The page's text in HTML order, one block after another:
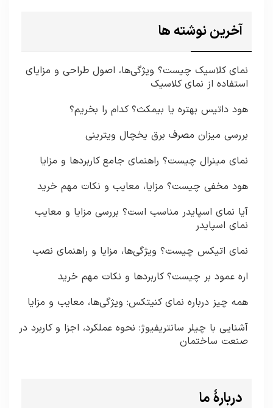
آخرین نوشته ها
نمای کلاسیک چیست؟ ویژگی‌ها، اصول طراحی و مزایای
استفاده از نمای کلاسیک
هود داتیس بهتره یا بیمکث؟ کدام را بخریم؟
بررسی میزان مصرف برق یخچال ویترینی
نمای مینرال چیست؟ راهنمای جامع کاربردها و مزایا
هود مخفی چیست؟ مزایا، معایب و نکات مهم خرید
آیا نمای اسپایدر مناسب است؟ بررسی مزایا و معایب
نمای اسپایدر
نمای اتیکس چیست؟ ویژگی‌ها، مزایا و راهنمای نصب
اره عمود بر چیست؟ کاربردها و نکات مهم خرید
همه چیز درباره نمای کنیتکس: ویژگی‌ها، معایب و مزایا
آشنایی با چیلر سانتریفیوژ: نحوه عملکرد، اجزا و کاربرد در
صنعت ساختمان
دربارۀ ما